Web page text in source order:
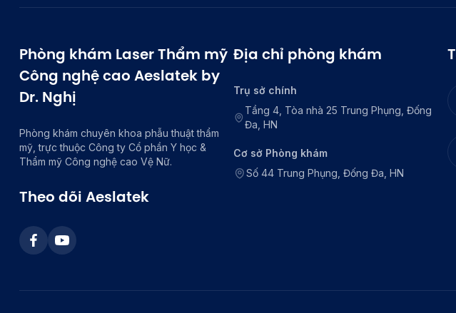
Phòng khám Laser Thẩm mỹ
Công nghệ cao Aeslatek by
Dr. Nghị
Phòng khám chuyên khoa phẫu thuật thẩm
mỹ, trực thuộc Công ty Cổ phần Y học &
Thẩm mỹ Công nghệ cao Vệ Nữ.
Theo dõi Aeslatek
Địa chỉ phòng khám
Trụ sở chính
Tầng 4, Tòa nhà 25 Trung Phụng, Đống
Đa, HN
Cơ sở Phòng khám
Số 44 Trung Phụng, Đống Đa, HN